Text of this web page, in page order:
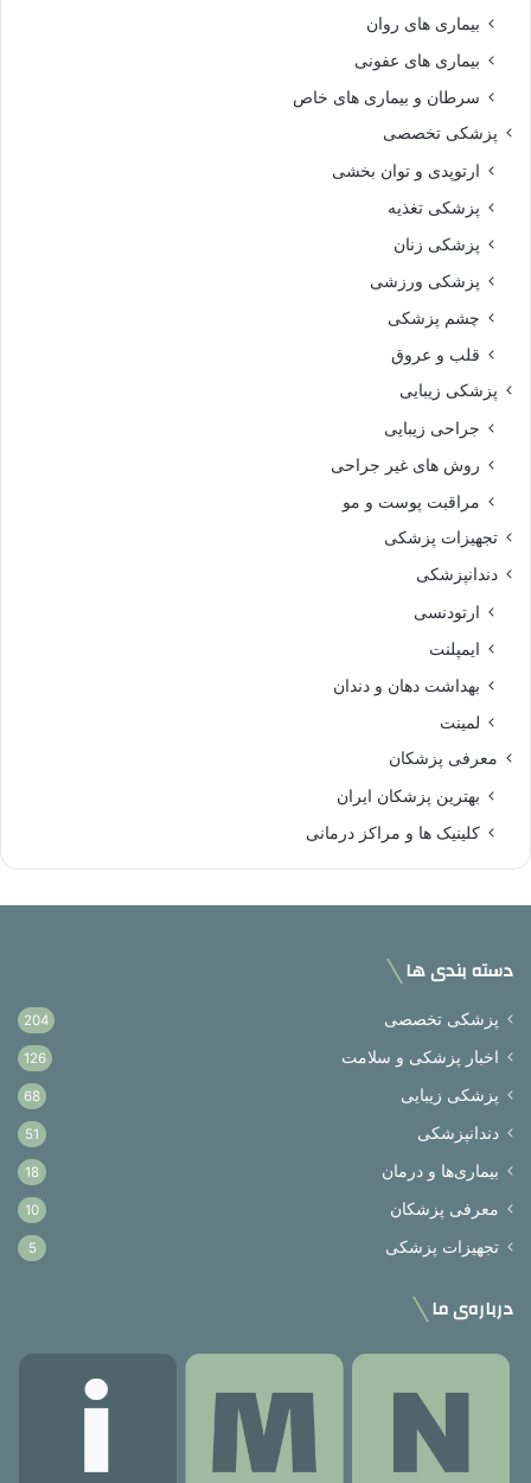
بیماری های روان‌
بیماری های عفونی
سرطان و بیماری های خاص
پزشکی تخصصی
ارتوپدی و توان بخشی
پزشکی تغذیه
پزشکی زنان
پزشکی ورزشی
چشم پزشکی
قلب و عروق
پزشکی زیبایی
جراحی زیبایی
روش های غیر جراحی
مراقبت پوست و مو
تجهیزات پزشکی
دندانپزشکی
ارتودنسی
ایمپلنت
بهداشت دهان و دندان
لمینت
معرفی پزشکان
بهترین پزشکان ایران
کلینیک ها و مراکز درمانی
دسته بندی ها
پزشکی تخصصی 204
اخبار پزشکی و سلامت 126
پزشکی زیبایی 68
دندانپزشکی 51
بیماری‌ها و درمان 18
معرفی پزشکان 10
تجهیزات پزشکی 5
درباره‌ی ما